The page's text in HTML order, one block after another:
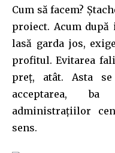
Cum să facem?
proiect. Acum după
lasă garda jos,
profitul. Evitarea
preț, atât. Asta
acceptarea,
administrațiilor
sens.